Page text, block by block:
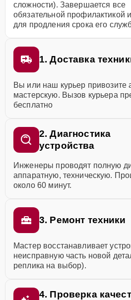
сложности). Завершается все
обязательной профилактикой
для продления срока его
1. Доставка
Вы или наш курьер привозите
мастерскую. Вызов курьера
бесплатно
2. Диагностика
устройства
Инженеры проводят полную
аппаратную, техническую.
около 60 минут.
3. Ремонт техники
Мастер восстанавливает
неисправную часть новой
реплика на выбор).
4. Проверка